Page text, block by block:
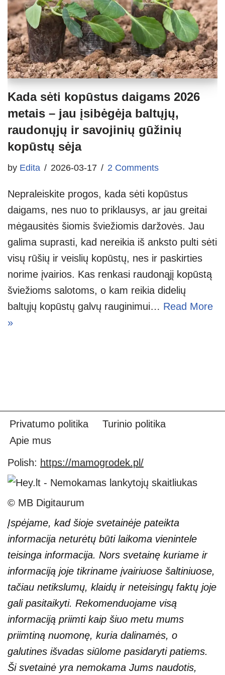
Kada sėti kopūstus daigams 2026
metais – jau įsibėgėja baltųjų,
raudonųjų ir savojinių gūžinių
kopūstų sėja
by Edita 2026-03-17 2 Comments
Nepraleiskite progos, kada sėti kopūstus
daigams, nes nuo to priklausys, ar jau greitai
mėgausitės šiomis šviežiomis daržovės. Jau
galima suprasti, kad nereikia iš anksto pulti sėti
visų rūšių ir veislių kopūstų, nes ir paskirties
norime įvairios. Kas renkasi raudonąjį kopūstą
šviežioms salotoms, o kam reikia didelių
baltųjų kopūstų galvų rauginimui… Read More
»
Privatumo politika
Turinio politika
Apie mus
Polish: https://mamogrodek.pl/
© MB Digitaurum
Įspėjame, kad šioje svetainėje pateikta
informacija neturėtų būti laikoma vienintele
teisinga informacija. Nors svetainę kuriame ir
informaciją joje tikriname įvairiuose šaltiniuose,
tačiau netikslumų, klaidų ir neteisingų faktų joje
gali pasitaikyti. Rekomenduojame visą
informaciją priimti kaip šiuo metu mums
priimtiną nuomonę, kuria dalinamės, o
galutines išvadas siūlome pasidaryti patiems.
Ši svetainė yra nemokama Jums naudotis,